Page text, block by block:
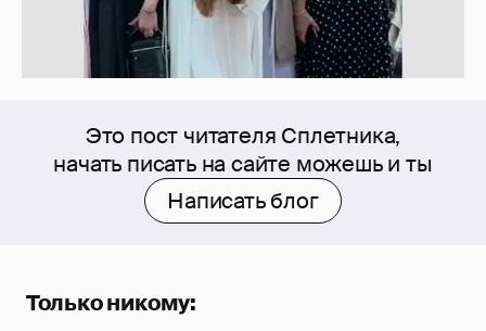
Это пост читателя Сплетника,
начать писать на сайте можешь и ты
Написать блог
Только никому: